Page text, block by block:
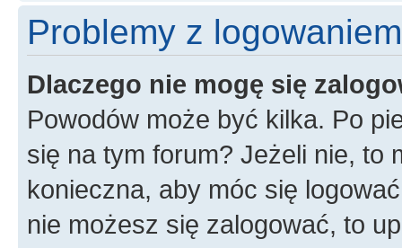
Problemy z
Dlaczego nie mogę się
Powodów może być kilka. Po
się na tym forum? Jeżeli nie, to
konieczna, aby móc się
nie możesz się zalogować, to